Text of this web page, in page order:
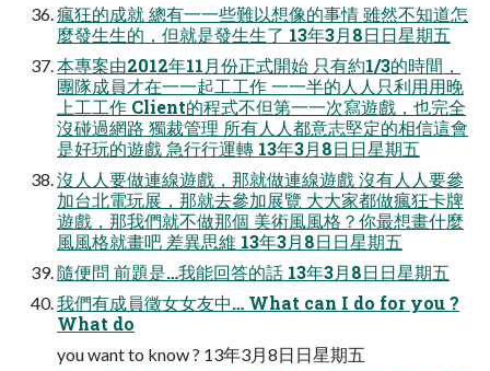
瘋狂的成就 總有⼀一些難以想像的事情 雖然不知道怎
麼發⽣生的，但就是發⽣生了 13年3月8⽇日星期五
本專案由2012年11月份正式開始 只有約1/3的時間，
團隊成員才在⼀一起⼯工作 ⼀一半的⼈人只利⽤用晚
上⼯工作 Client的程式不但第⼀一次寫遊戲，也完全
沒碰過網路 獨裁管理 所有⼈人都意志堅定的相信這會
是好玩的遊戲 急⾏行運轉 13年3月8⽇日星期五
沒⼈人要做連線遊戲，那就做連線遊戲 沒有⼈人要參
加台北電玩展，那就去參加展覽 ⼤大家都做瘋狂卡牌
遊戲，那我們就不做那個 美術⾵風格？你最想畫什麼
⾵風格就畫吧 差異思維 13年3月8⽇日星期五
隨便問 前題是…我能回答的話 13年3月8⽇日星期五
我們有成員徵⼥女友中… What can I do for you ?
What do
you want to know ? 13年3月8⽇日星期五